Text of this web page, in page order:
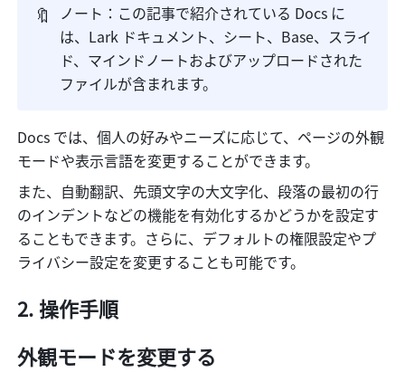
🔖
ノート：この記事で紹介されている Docs に
は、Lark ドキュメント、シート、Base、スライ
ド、マインドノートおよびアップロードされた
ファイルが含まれます。
Docs では、個人の好みやニーズに応じて、ページの外観
モードや表示言語を変更することができます。
また、自動翻訳、先頭文字の大文字化、段落の最初の行
のインデントなどの機能を有効化するかどうかを設定す
ることもできます。さらに、デフォルトの権限設定やプ
ライバシー設定を変更することも可能です。
操作手順
外観モードを変更する